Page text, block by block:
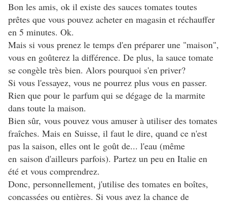
Bon les amis, ok il existe des sauces tomates toutes
prêtes que vous pouvez acheter en magasin et réchauffer
en 5 minutes. Ok.
Mais si vous prenez le temps d'en préparer une "maison",
vous en goûterez la différence. De plus, la sauce tomate
se congèle très bien. Alors pourquoi s'en priver?
Si vous l'essayez, vous ne pourrez plus vous en passer.
Rien que pour le parfum qui se dégage de la marmite
dans toute la maison.
Bien sûr, vous pouvez vous amuser à utiliser des tomates
fraîches. Mais en Suisse, il faut le dire, quand ce n'est
pas la saison, elles ont le goût de... l'eau (même
en saison d'ailleurs parfois). Partez un peu en Italie en
été et vous comprendrez.
Donc, personnellement, j'utilise des tomates en boîtes,
concassées ou entières. Si vous avez la chance de